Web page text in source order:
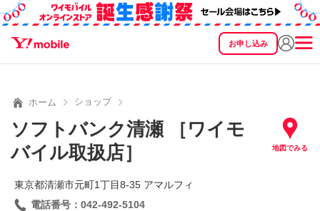
お申し込み
SEARCH
ホーム ショップ
ソフトバンク清瀬 ［ワイモ
バイル取扱店］
地図でみる
東京都清瀬市元町1丁目8‐35 アマルフィ
電話番号：042-492-5104